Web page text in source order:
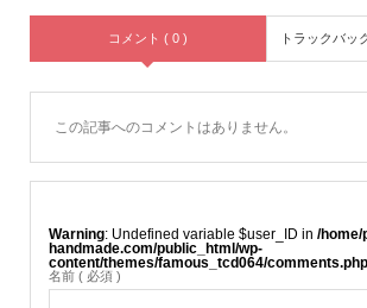
コメント ( 0 ) トラックバッ
この記事へのコメントはありません。
Warning : Undefined variable $user_ID in /home/
handmade.com/public_html/wp-
content/themes/famous_tcd064/comments.php
名前 ( 必須 )